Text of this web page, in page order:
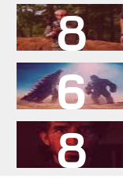
8
6
8